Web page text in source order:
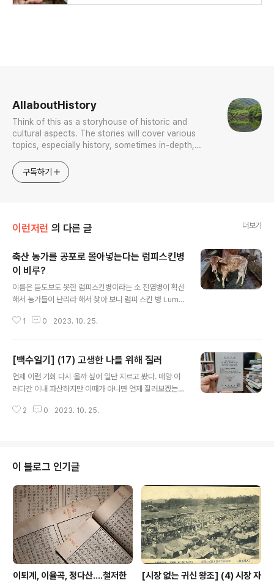
AllaboutHistory
Think of this as a storyhouse of historic and
cultural aspects. The stories will cover various
topics, especially history, sometimes in-depth,
approach will be to resist any common sense or
generalized viewpoint
구독하기
이런저런 의 다른 글 더보기
축산 농가를 공포로 몰아넣는다는 럼피스킨병
이 비루?
이름은 듣도보도 못한 럼피스킨병이라는 소 전염병이 확산
해서 농가들이 난리라 해서 찾아 보니 럼피 스킨 병 Lump
나타내는 절병인갑다 해서 생각해 보면, 이 말을 틀림없이 l
키피디아에서 검출하니, 저와 같은 자료 사진이 뜨는데,
잉? 혹은 피부에 혹이 생겼는지는 잘 보이진 아니하나, 그
폼새는 천상 우리가 말하는 비루 먹은 그 몰골 딱 그것이다.
소에서 발병하며 이를 옮기는 바이러스는 폭스비리대 Pox
1 0 2023. 10. 25.
[백수일기] (17) 고생한 나를 위해 질러
언제 이런 기회 다시 올까 싶어 일단 지르고 봤다. 매양 이
러다간 이내 파산하지만 이때가 아니면 언제 질러보겠는
쳐준대니 마지막 봉급은 순전히 나를 위해 꼬나박기로 했
시는 길이라면 숙박은 내주려 한다. 엇비슷한 일이 해직 말
년에 있었지만 그땐 여러모로 급했다. 이번엔 느긋하려 한
다. 그래도 현장 가면 싸질러다니겠지만 그야 내가 원한 광
분이니 마다할 이유는 없다. 워밍업을 위해 일단 짧은 데로
모미지 구경이나 다녀올까 한다.
2 0 2023. 10. 25.
이 블로그 인기글
이퇴계, 이율곡, 정다산....철저한
[시장 없는 귀신 왕조] (4) 시장 자